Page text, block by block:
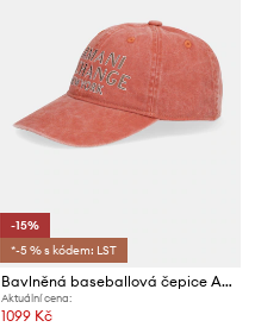
-15%
*-5 % s kódem: LST
Bavlněná baseballová čepice Armani Exchange
Aktuální cena:
1099 Kč